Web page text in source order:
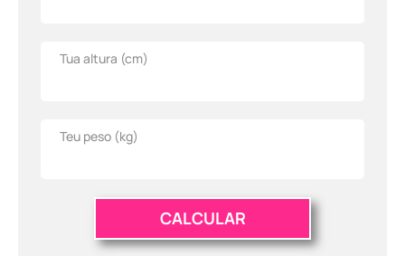
Tua altura (cm)
Teu peso (kg)
CALCULAR